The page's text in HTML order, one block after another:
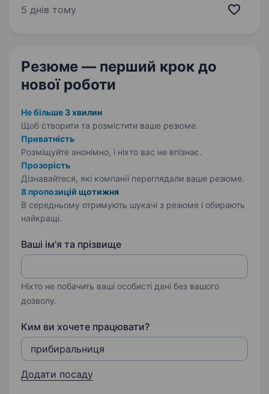
у самому серці Буковеля. Ми шукаємо
5 днів тому
Резюме — перший крок до
нової роботи
Не більше 3 хвилин
Щоб створити та розмістити ваше резюме.
Приватність
Розміщуйте анонімно, і ніхто вас не впізнає.
Прозорість
Дізнавайтеся, які компанії переглядали ваше резюме.
8 пропозицій щотижня
В середньому отримують шукачі з резюме і обирають
найкращі.
Ваші ім'я та прізвище
Ніхто не побачить ваші особисті дані без вашого
дозволу.
Ким ви хочете працювати?
Додати посаду